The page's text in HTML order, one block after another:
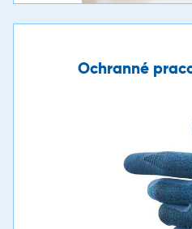
Ochranné